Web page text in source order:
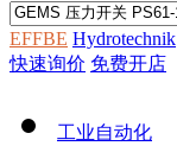
EFFBE Hydrotechnik
快速询价 免费开店
工业自动化